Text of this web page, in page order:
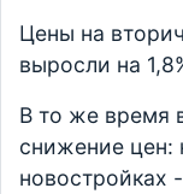
Цены на
выросли на
В то же время
снижение цен:
новостройках